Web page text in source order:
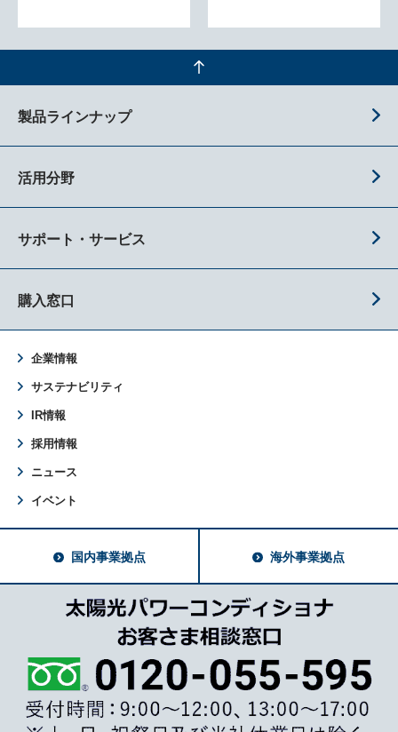
製品ラインナップ
活用分野
サポート・サービス
購入窓口
企業情報
サステナビリティ
IR情報
採用情報
ニュース
イベント
国内事業拠点 海外事業拠点